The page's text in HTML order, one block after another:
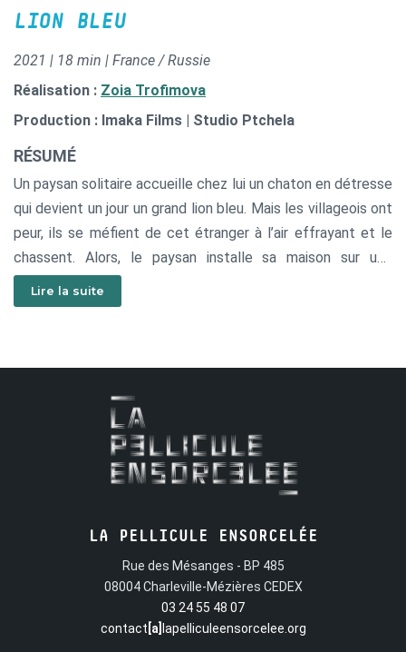
LION BLEU
2021 | 18 min | France / Russie
Réalisation : Zoia Trofimova
Production : Imaka Films | Studio Ptchela
RÉSUMÉ
Un paysan solitaire accueille chez lui un chaton en détresse
qui devient un jour un grand lion bleu. Mais les villageois ont
peur, ils se méfient de cet étranger à l’air effrayant et le
chassent. Alors, le paysan installe sa maison sur une
charrette, récupère le lion et sa vache, puis s’en va. Le
paysan et ses bêtes voyagent à travers le monde pour
Lire la suite
LA PELLICULE ENSORCELÉE
Rue des Mésanges - BP 485
08004 Charleville-Mézières CEDEX
03 24 55 48 07
contact [a] lapelliculeensorcelee.org